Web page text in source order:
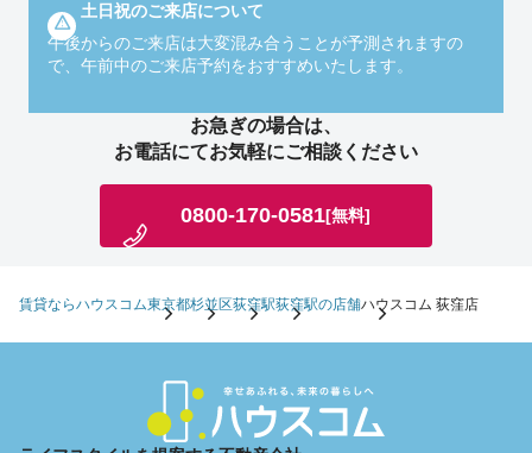
土日祝のご来店について
午後からのご来店は大変混み合うことが予測されますの
で、午前中のご来店予約をおすすめいたします。
お急ぎの場合は、
お電話にてお気軽にご相談ください
0800-170-0581[無料]
賃貸ならハウスコム東京都杉並区荻窪駅荻窪駅の店舗ハウスコム 荻窪店